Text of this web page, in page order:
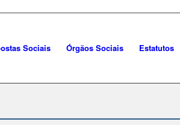
Sociais Órgãos Sociais Estatutos